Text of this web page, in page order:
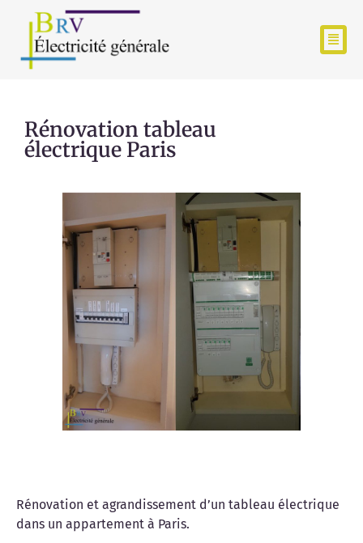
Rénovation tableau
électrique Paris
Rénovation et agrandissement d’un tableau électrique
dans un appartement à Paris.